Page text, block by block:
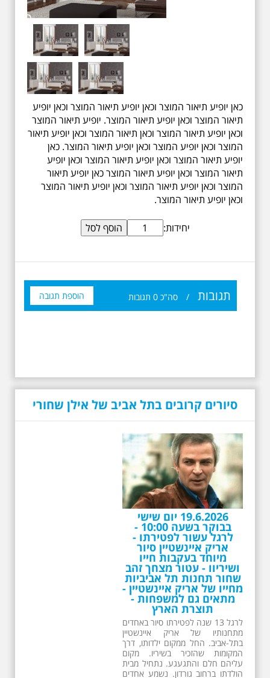
כאן יופיע תיאור המוצר וכאן יופיע תיאור המוצר וכאן יופיע
תיאור המוצר וכאן יופיע תיאור המוצר. יופיע תיאור המוצר
וכאן יופיע תיאור המוצר וכאן תיאור המוצר וכאן יופיע תיאור
המוצר וכאן יופיע המוצר וכאן יופיע תיאור המוצר. כאן
יופיע תיאור המוצר וכאן יופיע תיאור המוצר וכאן יופיע
תיאור המוצר וכאן יופיע תיאור המוצר כאן יופיע תיאור
המוצר וכאן יופיע תיאור המוצר וכאן יופיע תיאור המוצר
וכאן יופיע תיאור המוצר.
יחידות:
תגובות / סה"כ 0 תגובות הוספת תגובה
סיורים קרובים בתל אביב של אילן שחורי
19.6.2026 יום שישי
בבוקר בשעה 10:00 -
לרגל עשור לפטירתו -
אריק איינשטיין סיור
מיוחד בעקבות חייו
ושיריוו - עטור מצחך זהב
שחור תחנות תל אביביות
מחייו של אריק איינשטיין -
מתאים גם למשפחות -
תוצרת הארץ
לרגל 13 שנה לפטירתו סיור באחדים
מתחנותיו של אריק איינשטיין
בתל-אביב. החל ממקום ילדותו, דרך
המקומות שהזכיר בשיריו. מקום
עליהם חלם והתגעגע. נתחיל מבית
הולדתו ברחוב גורדון. נשמע אחדים